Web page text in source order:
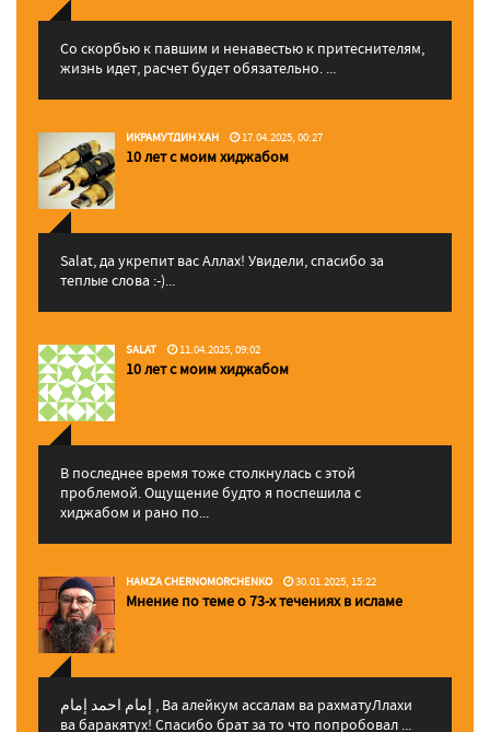
Со скорбью к павшим и ненавестью к притеснителям,
жизнь идет, расчет будет обязательно. ...
ИКРАМУТДИН ХАН 17.04.2025, 00:27
10 лет с моим хиджабом
Salat, да укрепит вас Аллаx! Увидели, спасибо за
теплые слова :-)...
SALAT 11.04.2025, 09:02
10 лет с моим хиджабом
В последнее время тоже столкнулась с этой
проблемой. Ощущение будто я поспешила с
хиджабом и рано по...
HAMZA CHERNOMORCHENKO 30.01.2025, 15:22
Мнение по теме о 73-х течениях в исламе
إمام احمد إمام , Ва алейкум ассалам ва рахматуЛлахи
ва баракятух! Спасибо брат за то что попробовал ...